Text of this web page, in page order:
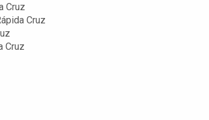
Cruz
Cruz
Cruz